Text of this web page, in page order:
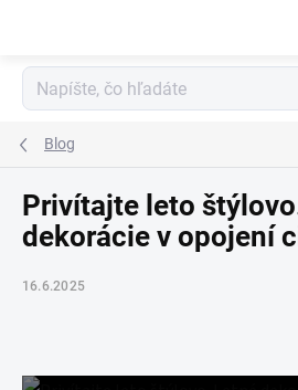
Blog
Privítajte leto
dekorácie v opojení
16.6.2025